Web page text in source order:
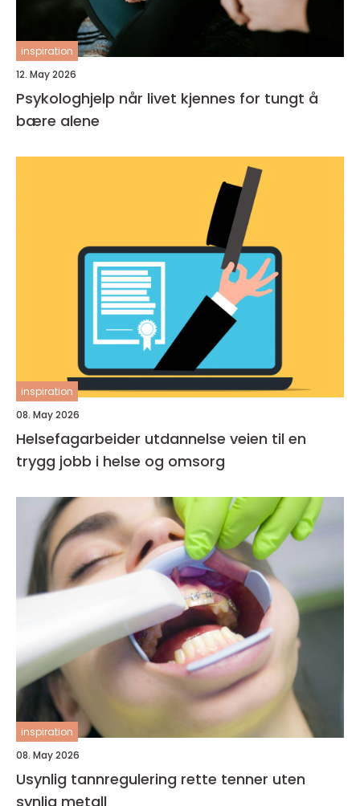
inspiration
12. May 2026
Psykologhjelp når livet kjennes for tungt å
bære alene
inspiration
08. May 2026
Helsefagarbeider utdannelse veien til en
trygg jobb i helse og omsorg
inspiration
08. May 2026
Usynlig tannregulering rette tenner uten
synlig metall